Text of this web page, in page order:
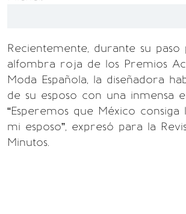
Recientemente, durante su paso
alfombra roja de los Premios
Moda Española, la diseñadora
de su esposo con una inmensa
“Esperemos que México consiga
mi esposo”, expresó para la
Minutos.